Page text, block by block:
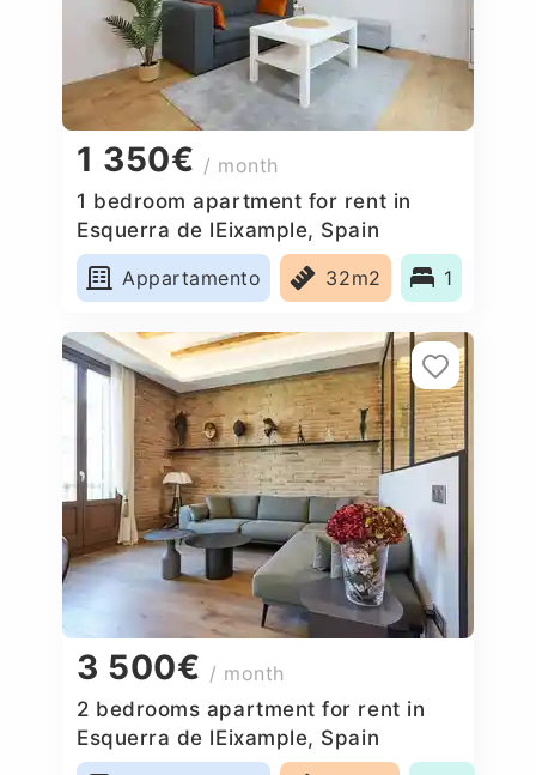
1 350€ / month
1 bedroom apartment for rent in
Esquerra de lEixample, Spain
Appartamento
32m2 1
3 500€ / month
2 bedrooms apartment for rent in
Esquerra de lEixample, Spain